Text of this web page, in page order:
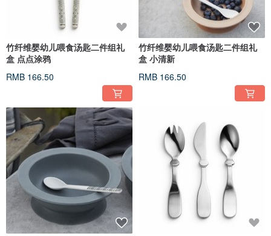
竹纤维婴幼儿喂食汤匙二件组礼
盒 点点涂鸦
RMB 166.50
竹纤维婴幼儿喂食汤匙二件组礼
盒 小清新
RMB 166.50